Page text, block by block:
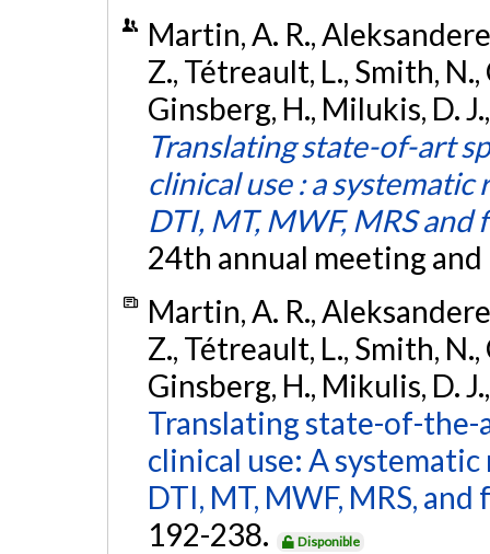
Martin, A. R.,
Z., Tétreault, L., Smith,
Ginsberg, H., Milukis, D.
Translating state-of-art
clinical use : a
DTI, MT, MWF, MRS and
24th annual meeting
Martin, A. R.,
Z., Tétreault, L., Smith,
Ginsberg, H., Mikulis, D.
Translating state-of-the-
clinical use: A
DTI, MT, MWF, MRS, and
192-238.
Disponible